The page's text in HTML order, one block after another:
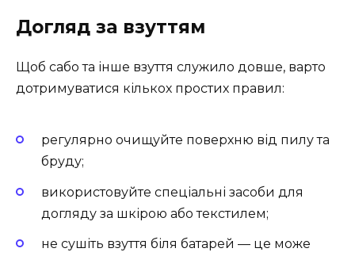
Догляд за взуттям
Щоб сабо та інше взуття служило довше, варто
дотримуватися кількох простих правил:
регулярно очищуйте поверхню від пилу та
бруду;
використовуйте спеціальні засоби для
догляду за шкірою або текстилем;
не сушіть взуття біля батарей — це може